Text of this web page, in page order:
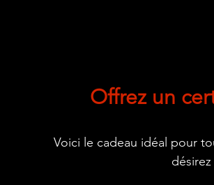
Offrez un
Voici le cadeau idéal pour